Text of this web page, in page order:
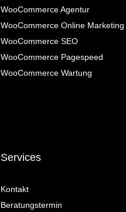
WooCommerce Agentur
WooCommerce Online Marketing
WooCommerce SEO
WooCommerce Pagespeed
WooCommerce Wartung
Services
Kontakt
Beratungstermin